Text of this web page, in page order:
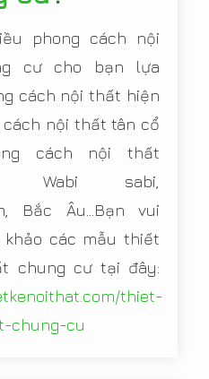
phong cách nội
cư cho bạn lựa
cách nội thất hiện
cách nội thất tân cổ
cách nội thất
Wabi sabi,
Bắc Âu...Bạn vui
khảo các mẫu thiết
chung cư tại đây:
thiet-
chung-cu